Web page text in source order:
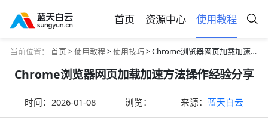
首页 资源中心 使用教程
当前位置： 首页 >使用教程>使用技巧> Chrome浏览器网页加载加速方法操作经验分享
Chrome浏览器网页加载加速方法操作经验分享
时间：2026-01-08 浏览： 来源： 蓝天白云